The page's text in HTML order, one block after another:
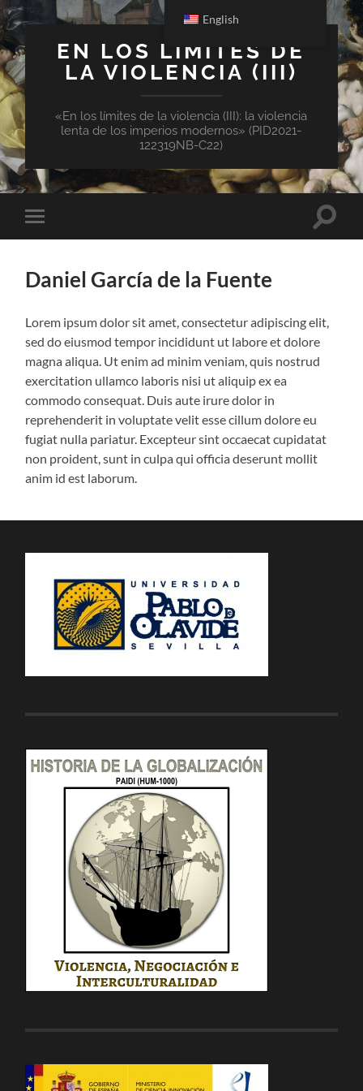
EN LOS LÍMITES DE
LA VIOLENCIA (III)
«En los límites de la violencia (III): la violencia
lenta de los imperios modernos» (PID2021-
122319NB-C22)
Toggle
mobile
Toggle
Daniel García de la Fuente
Lorem ipsum dolor sit amet, consectetur adipiscing elit,
sed do eiusmod tempor incididunt ut labore et dolore
magna aliqua. Ut enim ad minim veniam, quis nostrud
exercitation ullamco laboris nisi ut aliquip ex ea
commodo consequat. Duis aute irure dolor in
reprehenderit in voluptate velit esse cillum dolore eu
fugiat nulla pariatur. Excepteur sint occaecat cupidatat
non proident, sunt in culpa qui officia deserunt mollit
anim id est laborum.
English